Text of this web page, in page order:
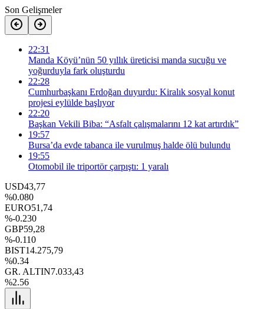
Son Gelişmeler
22:31
Manda Köyü’nün 50 yıllık üreticisi manda sucuğu ve
yoğurduyla fark oluşturdu
22:28
Cumhurbaşkanı Erdoğan duyurdu: Kiralık sosyal konut
projesi eylülde başlıyor
22:20
Başkan Vekili Biba: “Asfalt çalışmalarını 12 kat artırdık”
19:57
Bursa’da evde tabanca ile vurulmuş halde ölü bulundu
19:55
Otomobil ile triportör çarpıştı: 1 yaralı
USD43,77
%0.080
EURO51,74
%-0.230
GBP59,28
%-0.110
BIST14.275,79
%0.34
GR. ALTIN7.033,43
%2.56